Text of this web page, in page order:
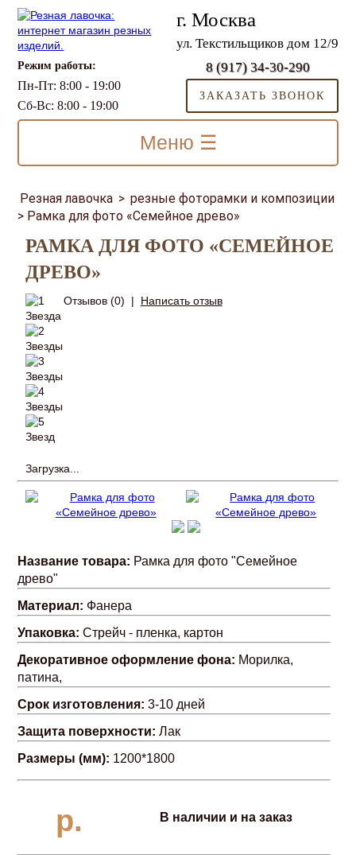
г. Москва
ул. Текстильщиков дом 12/9
Режим работы:
Пн-Пт: 8:00 - 19:00
Сб-Вс: 8:00 - 19:00
8 (917) 34-30-290
ЗАКАЗАТЬ ЗВОНОК
Меню ☰
Резная лавочка > резные фоторамки и композиции
> Рамка для фото «Семейное древо»
РАМКА ДЛЯ ФОТО «СЕМЕЙНОЕ
ДРЕВО»
Загрузка...
Отзывов (0) | Написать отзыв
Название товара: Рамка для фото "Семейное
древо"
Материал: Фанера
Упаковка:Стрейч - пленка, картон
Декоративное оформление фона: Морилка,
патина,
Срок изготовления:3-10 дней
Защита поверхности:Лак
Размеры (мм): 1200*1800
р. В наличии и на заказ